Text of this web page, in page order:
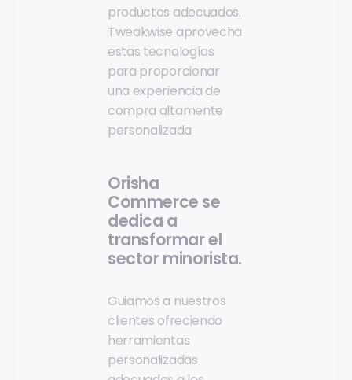
productos adecuados.
Tweakwise aprovecha
estas tecnologías
para proporcionar
una experiencia de
compra altamente
personalizada
Orisha
Commerce se
dedica a
transformar el
sector minorista.
Guiamos a nuestros
clientes ofreciendo
herramientas
personalizadas